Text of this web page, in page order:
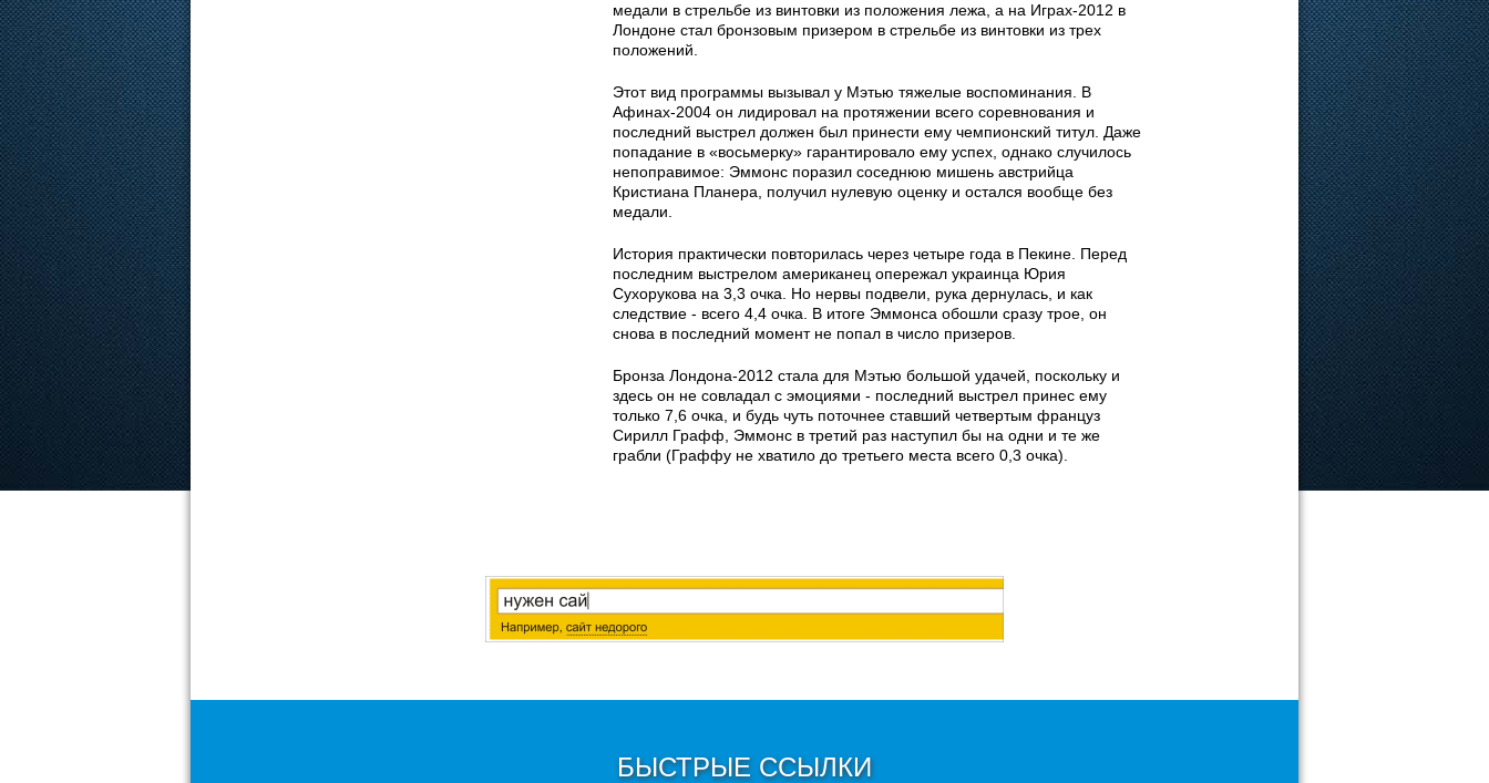
медали в стрельбе из винтовки из положения лежа, а на Играх-2012 в
Лондоне стал бронзовым призером в стрельбе из винтовки из трех
положений.
Этот вид программы вызывал у Мэтью тяжелые воспоминания. В
Афинах-2004 он лидировал на протяжении всего соревнования и
последний выстрел должен был принести ему чемпионский титул. Даже
попадание в «восьмерку» гарантировало ему успех, однако случилось
непоправимое: Эммонс поразил соседнюю мишень австрийца
Кристиана Планера, получил нулевую оценку и остался вообще без
медали.
История практически повторилась через четыре года в Пекине. Перед
последним выстрелом американец опережал украинца Юрия
Сухорукова на 3,3 очка. Но нервы подвели, рука дернулась, и как
следствие - всего 4,4 очка. В итоге Эммонса обошли сразу трое, он
снова в последний момент не попал в число призеров.
Бронза Лондона-2012 стала для Мэтью большой удачей, поскольку и
здесь он не совладал с эмоциями - последний выстрел принес ему
только 7,6 очка, и будь чуть поточнее ставший четвертым француз
Сирилл Графф, Эммонс в третий раз наступил бы на одни и те же
грабли (Граффу не хватило до третьего места всего 0,3 очка).
БЫСТРЫЕ ССЫЛКИ